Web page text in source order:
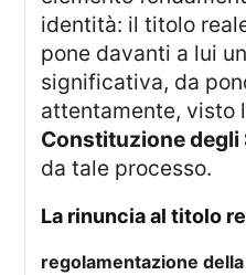
identità: il titolo
pone davanti a lui
significativa, da
attentamente, visto
Constituzione degli
da tale processo.
la rinuncia al titolo
regolamentazione